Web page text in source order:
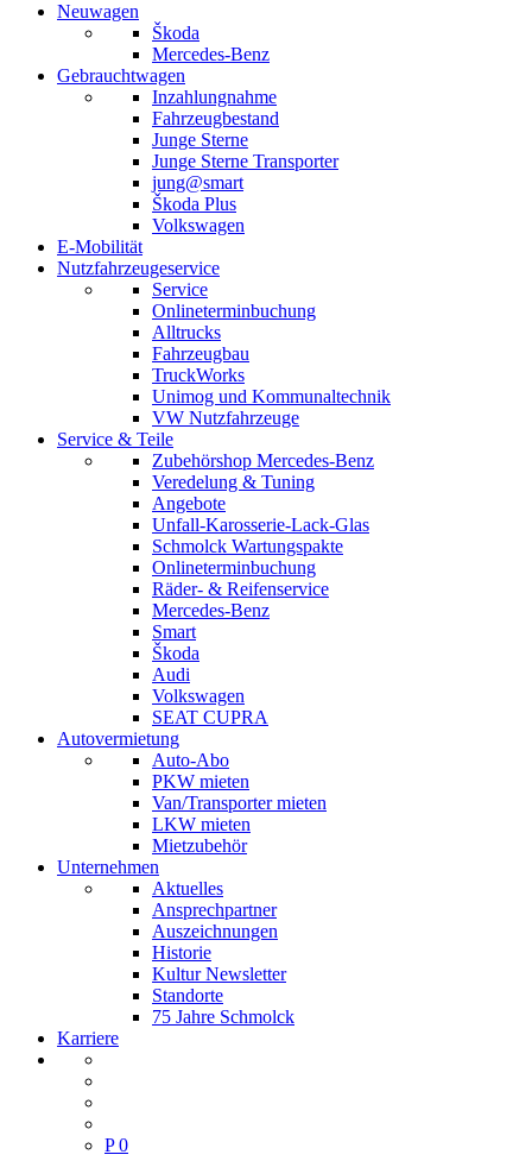
Neuwagen
Škoda
Mercedes-Benz
Gebrauchtwagen
Inzahlungnahme
Fahrzeugbestand
Junge Sterne
Junge Sterne Transporter
jung@smart
Škoda Plus
Volkswagen
E-Mobilität
Nutzfahrzeugeservice
Service
Onlineterminbuchung
Alltrucks
Fahrzeugbau
TruckWorks
Unimog und Kommunaltechnik
VW Nutzfahrzeuge
Service & Teile
Zubehörshop Mercedes-Benz
Veredelung & Tuning
Angebote
Unfall-Karosserie-Lack-Glas
Schmolck Wartungspakte
Onlineterminbuchung
Räder- & Reifenservice
Mercedes-Benz
Smart
Škoda
Audi
Volkswagen
SEAT CUPRA
Autovermietung
Auto-Abo
PKW mieten
Van/Transporter mieten
LKW mieten
Mietzubehör
Unternehmen
Aktuelles
Ansprechpartner
Auszeichnungen
Historie
Kultur Newsletter
Standorte
75 Jahre Schmolck
Karriere
P 0